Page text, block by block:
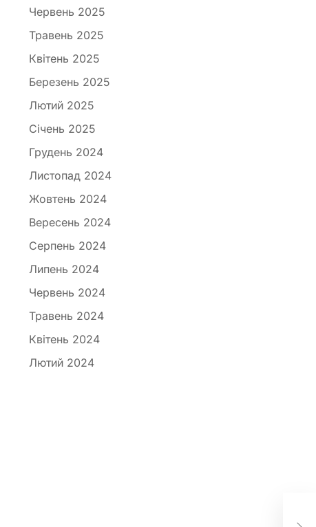
Червень 2025
Травень 2025
Квітень 2025
Березень 2025
Лютий 2025
Січень 2025
Грудень 2024
Листопад 2024
Жовтень 2024
Вересень 2024
Серпень 2024
Липень 2024
Червень 2024
Травень 2024
Квітень 2024
Лютий 2024